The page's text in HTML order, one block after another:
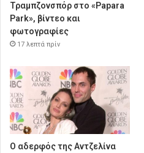
Τραμπζονσπόρ στο «Papara
Park», βίντεο και
φωτογραφίες
17 λεπτά πρίν
Ο αδερφός της Αντζελίνα